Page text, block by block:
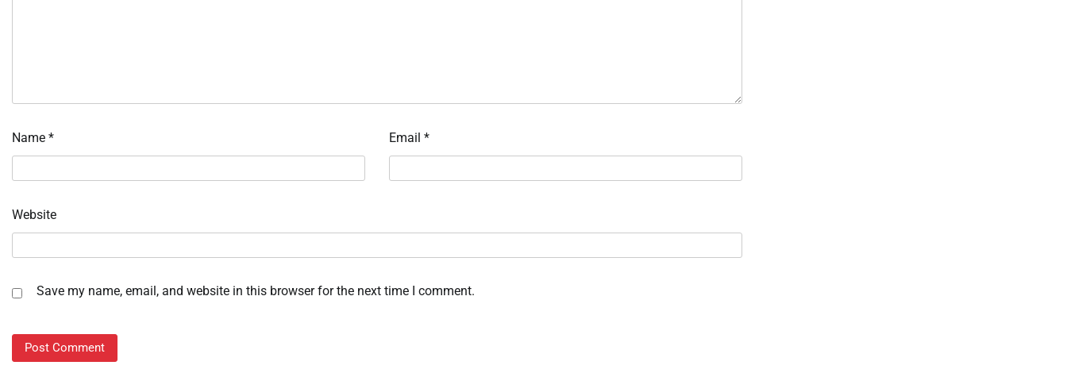
Name * Email *
Website
Save my name, email, and website in this browser for the next time I comment.